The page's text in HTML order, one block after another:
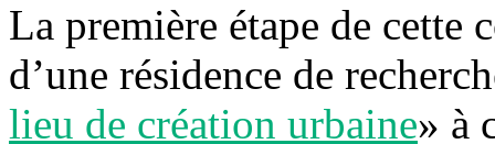
La première étape de cette
d’une résidence de
lieu de création urbaine» à